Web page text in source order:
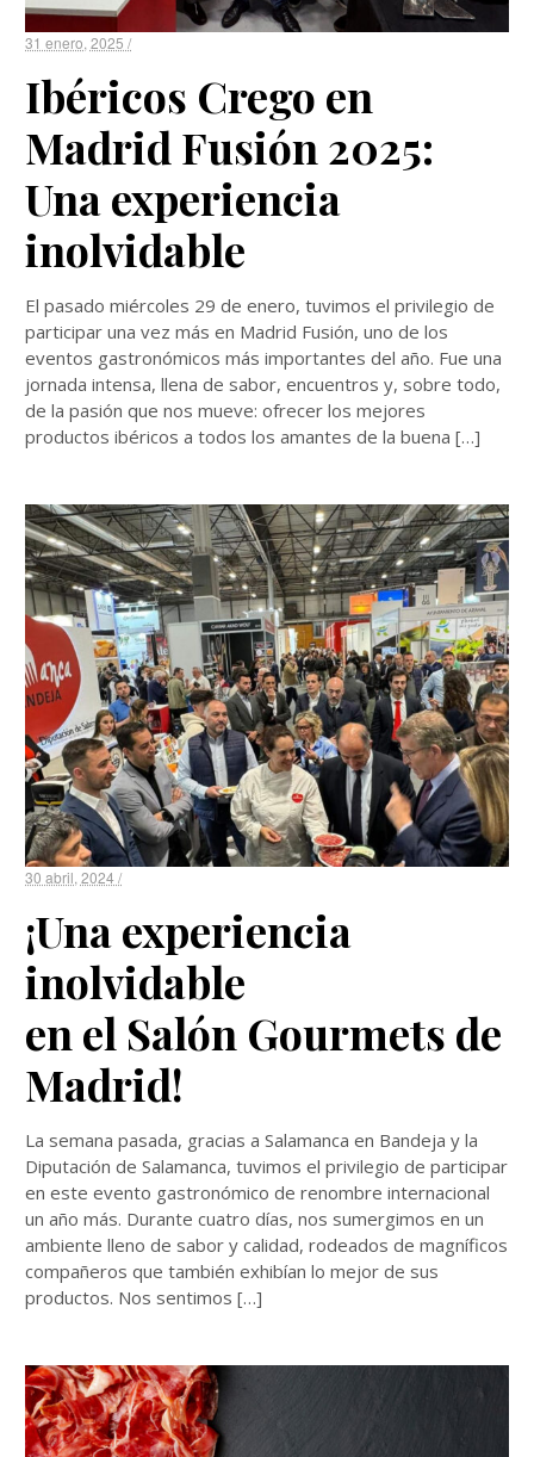
31 enero, 2025 /
Ibéricos Crego en
Madrid Fusión 2025:
Una experiencia
inolvidable
El pasado miércoles 29 de enero, tuvimos el privilegio de
participar una vez más en Madrid Fusión, uno de los
eventos gastronómicos más importantes del año. Fue una
jornada intensa, llena de sabor, encuentros y, sobre todo,
de la pasión que nos mueve: ofrecer los mejores
productos ibéricos a todos los amantes de la buena […]
30 abril, 2024 /
¡Una experiencia
inolvidable
en el Salón Gourmets de
Madrid!
La semana pasada, gracias a Salamanca en Bandeja y la
Diputación de Salamanca, tuvimos el privilegio de participar
en este evento gastronómico de renombre internacional
un año más. Durante cuatro días, nos sumergimos en un
ambiente lleno de sabor y calidad, rodeados de magníficos
compañeros que también exhibían lo mejor de sus
productos. Nos sentimos […]